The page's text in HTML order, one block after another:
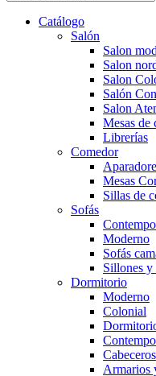
Catálogo
Salón
Salon
Salon
Salon
Salón
Salon
Mesas de
Librerías
Comedor
Mesas
Sillas de
Sofás
Moderno
Sofás
Sillones y
Dormitorio
Moderno
Colonial
Cabeceros
Armarios